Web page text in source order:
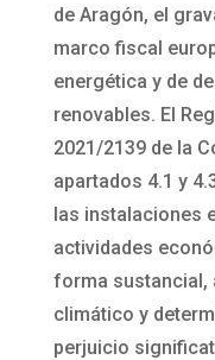
de Aragón, el
marco fiscal
energética y de
renovables. El
2021/2139 de la
apartados 4.1 y
las instalaciones
actividades
forma sustancial,
climático y
perjuicio